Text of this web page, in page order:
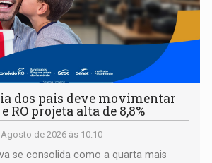
dos pais deve movimentar
RO projeta alta de 8,8%
de 2026 às 10:10
se consolida como a quarta mais